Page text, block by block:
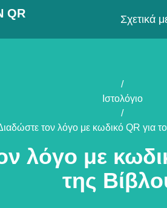
QR Σχετικά
/
Ιστολόγιο
/
τον λόγο με κωδικό QR για
λόγο με
της